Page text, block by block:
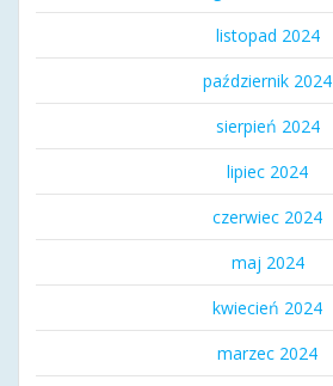
listopad 2024
październik 2024
sierpień 2024
lipiec 2024
czerwiec 2024
maj 2024
kwiecień 2024
marzec 2024